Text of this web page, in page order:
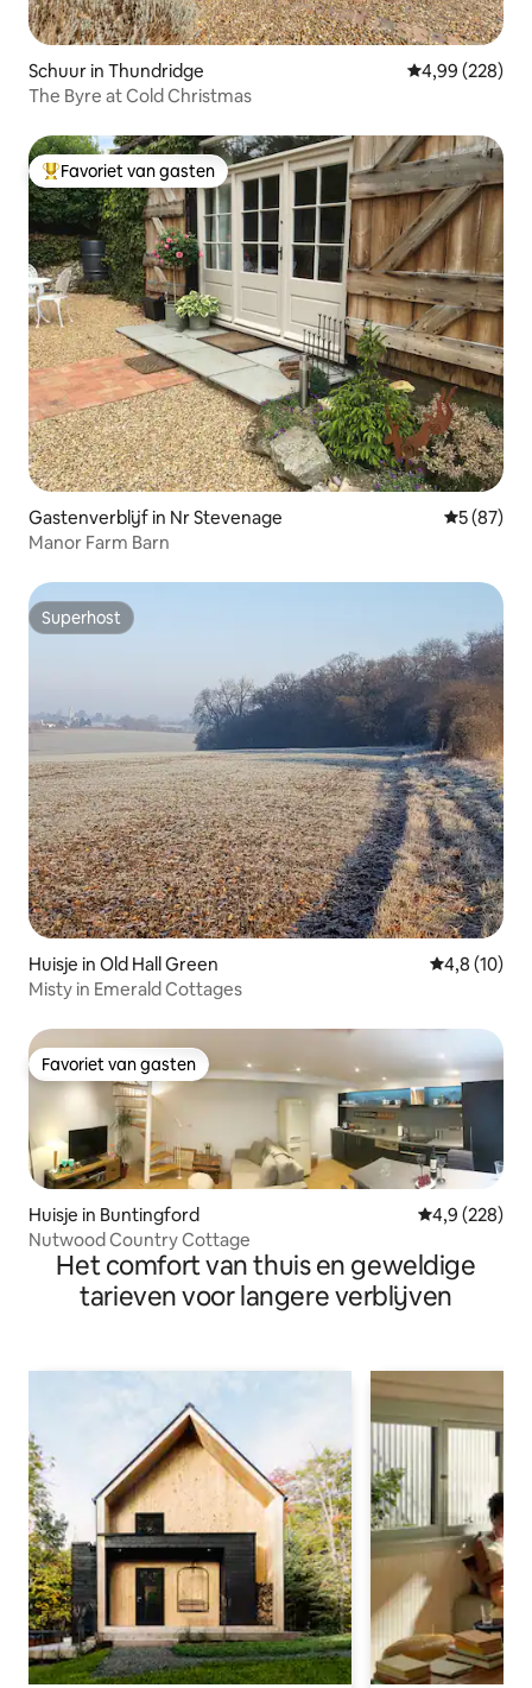
Schuur in Thundridge Gemiddelde
4,99 (228)
The Byre at Cold Christmas
Topfavoriet van gasten
Favoriet van gasten
Gastenverblijf in Nr Stevenage
5 (87)
Manor Farm Barn
Superhost
Superhost
Huisje in Old Hall Green
4,8 (10)
Misty in Emerald Cottages
Favoriet van gasten
Favoriet van gasten
Huisje in Buntingford Gemiddelde
4,9 (228)
Nutwood Country Cottage
Het comfort van thuis en geweldige
tarieven voor langere verblijven